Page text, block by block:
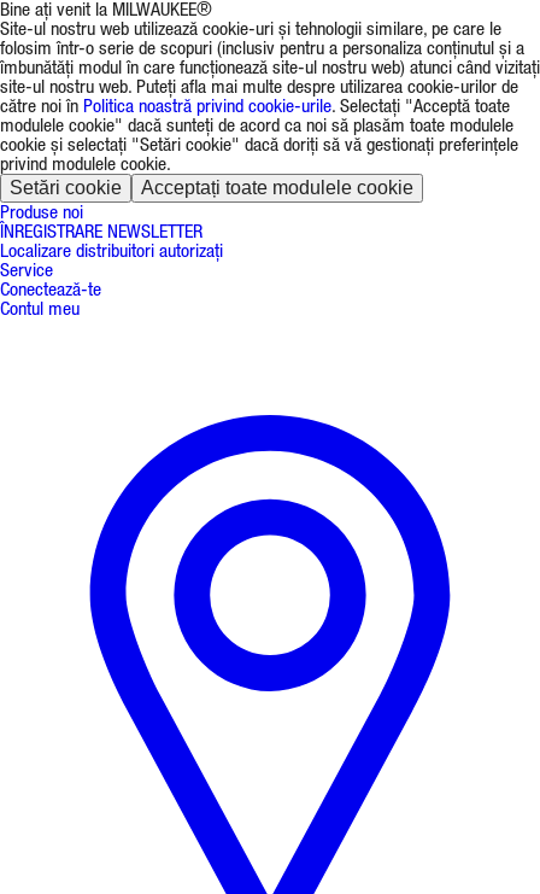
Bine ați venit la MILWAUKEE®
Site-ul nostru web utilizează cookie-uri și tehnologii similare, pe care le
folosim într-o serie de scopuri (inclusiv pentru a personaliza conținutul și a
îmbunătăți modul în care funcționează site-ul nostru web) atunci când vizitați
site-ul nostru web. Puteți afla mai multe despre utilizarea cookie-urilor de
către noi în Politica noastră privind cookie-urile. Selectați "Acceptă toate
modulele cookie" dacă sunteți de acord ca noi să plasăm toate modulele
cookie și selectați "Setări cookie" dacă doriți să vă gestionați preferințele
privind modulele cookie.
Setări cookie Acceptați toate modulele cookie
Produse noi
ÎNREGISTRARE NEWSLETTER
Localizare distribuitori autorizați
Service
Conectează-te
Contul meu